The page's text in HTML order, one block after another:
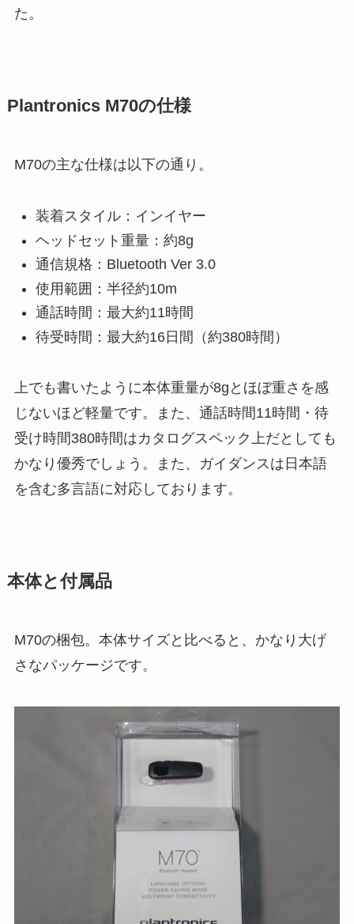
た。
Plantronics M70の仕様
M70の主な仕様は以下の通り。
装着スタイル：インイヤー
ヘッドセット重量：約8g
通信規格：Bluetooth Ver 3.0
使用範囲：半径約10m
通話時間：最大約11時間
待受時間：最大約16日間（約380時間）
上でも書いたように本体重量が8gとほぼ重さを感
じないほど軽量です。また、通話時間11時間・待
受け時間380時間はカタログスペック上だとしても
かなり優秀でしょう。また、ガイダンスは日本語
を含む多言語に対応しております。
本体と付属品
M70の梱包。本体サイズと比べると、かなり大げ
さなパッケージです。